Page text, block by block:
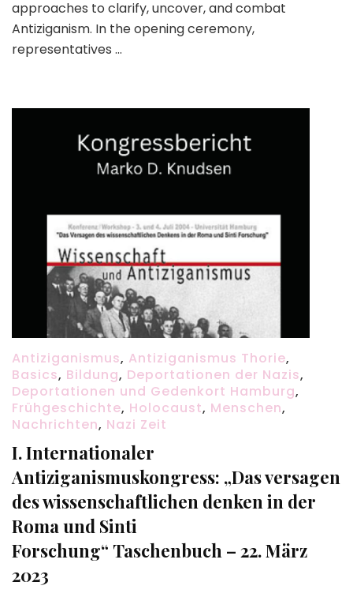
approaches to clarify, uncover, and combat
Antiziganism. In the opening ceremony,
representatives …
Antiziganismus, Antiziganismus Thorie,
Basics, Bildung, Deportationen der Nazis,
Deportationen und Gedenkort Hamburg,
Frühgeschichte, Holocaust, Menschen,
Nachrichten, Nazi Zeit
I. Internationaler
Antiziganismuskongress: „Das versagen
des wissenschaftlichen denken in der
Roma und Sinti
Forschung“ Taschenbuch – 22. März
2023